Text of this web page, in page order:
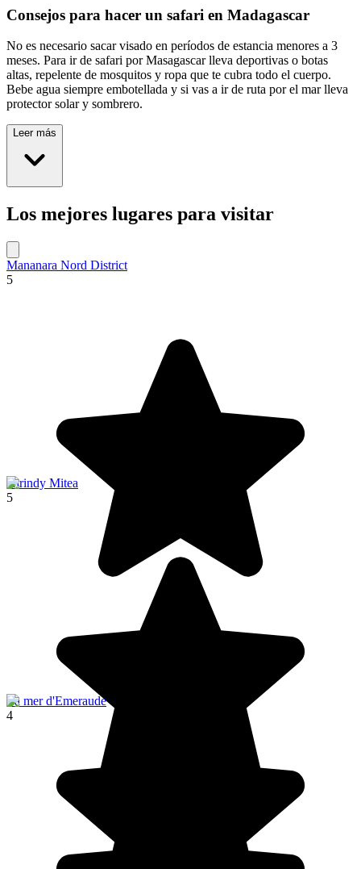
Consejos para hacer un safari en Madagascar
No es necesario sacar visado en períodos de estancia menores a 3
meses. Para ir de safari por Masagascar lleva deportivas o botas
altas, repelente de mosquitos y ropa que te cubra todo el cuerpo.
Bebe agua siempre embotellada y si vas a ir de ruta por el mar lleva
protector solar y sombrero.
Leer más
Los mejores lugares para visitar
Mananara Nord District
5
Kirindy Mitea
5
La mer d'Emeraude
4